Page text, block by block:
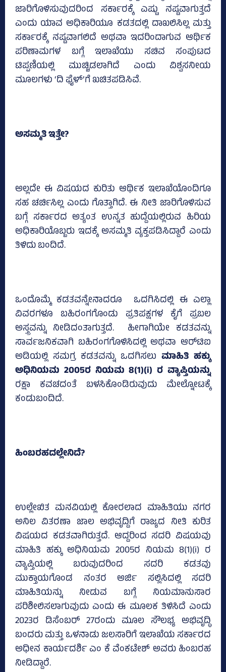
ಜಾರಿಗೊಳಿಸುವುದರಿಂದ ಸರ್ಕಾರಕ್ಕೆ ಎಷ್ಟು ನಷ್ಟವಾಗುತ್ತದೆ
ಎಂದು ಯಾವ ಅಧಿಕಾರಿಯೂ ಕಡತದಲ್ಲಿ ದಾಖಲಿಸಿಲ್ಲ ಮತ್ತು
ಸರ್ಕಾರಕ್ಕೆ ನಷ್ಟವಾಗಲಿದೆ ಅಥವಾ ಇದರಿಂದಾಗುವ ಆರ್ಥಿಕ
ಪರಿಣಾಮಗಳ ಬಗ್ಗೆ ಇಲಾಖೆಯು ಸಚಿವ ಸಂಪುಟದ
ಟಿಪ್ಪಣಿಯಲ್ಲಿ ಮುಚ್ಚಿಡಲಾಗಿದೆ ಎಂದು ವಿಶ್ವಸನೀಯ
ಮೂಲಗಳು ‘ದಿ ಫೈಳ್‌’ಗೆ ಖಚಿತಪಡಿಸಿವೆ.
ಅಸಮ್ಮತಿ ಇತ್ತೇ?
ಅಲ್ಲದೇ ಈ ವಿಷಯದ ಕುರಿತು ಆರ್ಥಿಕ ಇಲಾಖೆಯೊಂದಿಗೂ
ಸಹ ಚರ್ಚಿಸಿಲ್ಲ ಎಂದು ಗೊತ್ತಾಗಿದೆ. ಈ ನೀತಿ ಜಾರಿಗೊಳಿಸುವ
ಬಗ್ಗೆ ಸರ್ಕಾರದ ಅತ್ಯಂತ ಉನ್ನತ ಹುದ್ದೆಯಲ್ಲಿರುವ ಹಿರಿಯ
ಅಧಿಕಾರಿಯೊಬ್ಬರು ಇದಕ್ಕೆ ಅಸಮ್ಮತಿ ವ್ಯಕ್ತಪಡಿಸಿದ್ದಾರೆ ಎಂದು
ತಿಳಿದು ಬಂದಿದೆ.
ಒಂದೊಮ್ಮೆ ಕಡತವನ್ನೇನಾದರೂ ಒದಗಿಸಿದಲ್ಲಿ ಈ ಎಲ್ಲಾ
ವಿವರಗಳೂ ಬಹಿರಂಗಗೊಂಡು ಪ್ರತಿಪಕ್ಷಗಳ ಕೈಗೆ ಪ್ರಬಲ
ಅಸ್ತ್ರವನ್ನು ನೀಡಿದಂತಾಗುತ್ತದೆ. ಹೀಗಾಗಿಯೇ ಕಡತವನ್ನು
ಸಾರ್ವಜನಿಕವಾಗಿ ಬಹಿರಂಗಗೊಳಿಸಿದಲ್ಲಿ ಅಥವಾ ಆರ್‌ಟಿಐ
ಅಡಿಯಲ್ಲಿ ಸಮಗ್ರ ಕಡತವನ್ನು ಒದಗಿಸಲು ಮಾಹಿತಿ ಹಕ್ಕು
ಅಧಿನಿಯಮ 2005ರ ನಿಯಮ 8(1)(i) ರ ವ್ಯಾಪ್ತಿಯನ್ನು
ರಕ್ಷಾ ಕವಚದಂತೆ ಬಳಸಿಕೊಂಡಿರುವುದು ಮೇಲ್ನೋಟಕ್ಕೆ
ಕಂಡುಬಂದಿದೆ.
ಹಿಂಬರಹದಲ್ಲೇನಿದೆ?
ಉಲ್ಲೇಖಿತ ಮನವಿಯಲ್ಲಿ ಕೋರಲಾದ ಮಾಹಿತಿಯು ನಗರ
ಅನಿಲ ವಿತರಣಾ ಜಾಲ ಅಭಿವೃದ್ದಿಗೆ ರಾಜ್ಯದ ನೀತಿ ಕುರಿತ
ವಿಷಯದ ಕಡತವಾಗಿರುತ್ತದೆ. ಆದ್ದರಿಂದ ಸದರಿ ವಿಷಯವು
ಮಾಹಿತಿ ಹಕ್ಕು ಅಧಿನಿಯಮ 2005ರ ನಿಯಮ 8(1)(i) ರ
ವ್ಯಾಪ್ತಿಯಲ್ಲಿ ಬರುವುದರಿಂದ ಸದರಿ ಕಡತವು
ಮುಕ್ತಾಯಗೊಂಡ ನಂತರ ಅರ್ಜಿ ಸಲ್ಲಿಸಿದಲ್ಲಿ ಸದರಿ
ಮಾಹಿತಿಯನ್ನು ನೀಡುವ ಬಗ್ಗೆ ನಿಯಮಾನುಸಾರ
ಪರಿಶೀಲಿಸಲಾಗುವುದು ಎಂದು ಈ ಮೂಲಕ ತಿಳಿಸಿದೆ ಎಂದು
2023ರ ಡಿಸೆಂಬರ್‌ 27ರಂದು ಮೂಲ ಸೌಲಭ್ಯ ಅಭಿವೃದ್ಧಿ
ಬಂದರು ಮತ್ತು ಒಳನಾಡು ಜಲಸಾರಿಗೆ ಇಲಾಖೆಯ ಸರ್ಕಾರದ
ಅಧೀನ ಕಾರ್ಯದರ್ಶಿ ಎಂ ಕೆ ವೆಂಕಟೇಶ್‌ ಅವರು ಹಿಂಬರಹ
ನೀಡಿದ್ದಾರೆ.